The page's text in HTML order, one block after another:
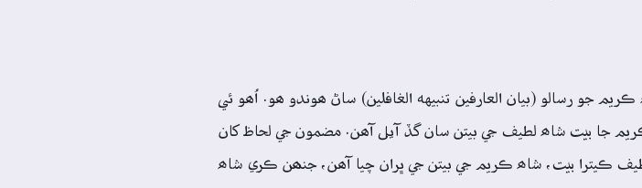
رسالو (بيان العارفين تنبيهه الغافلين) ساڻ ھوندو ھو. اُھو ئي
جا بيت شاھ لطيف جي بيتن سان گڏ آيل آھن. مضمون جي لحاظ کان
ڪيترا بيت، شاھ ڪريم جي بيتن جي ڀران چيا آھن، جنھن ڪري شاھ